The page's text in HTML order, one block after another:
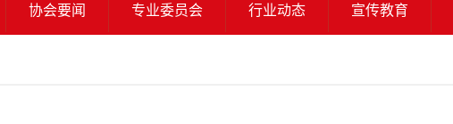
协会要闻 专业委员会 行业动态 宣传教育